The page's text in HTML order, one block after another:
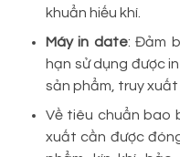
khuẩn hiếu khí.
Máy in date: Đảm
hạn sử dụng được
sản phẩm, truy
Về tiêu chuẩn bao
xuất cần được